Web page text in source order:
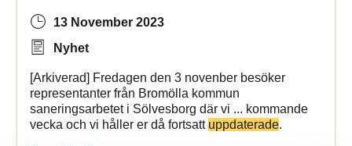
13 November 2023
Nyhet
[Arkiverad] Fredagen den 3 novenber besöker
representanter från Bromölla kommun
saneringsarbetet i Sölvesborg där vi ... kommande
vecka och vi håller er då fortsatt uppdaterade.